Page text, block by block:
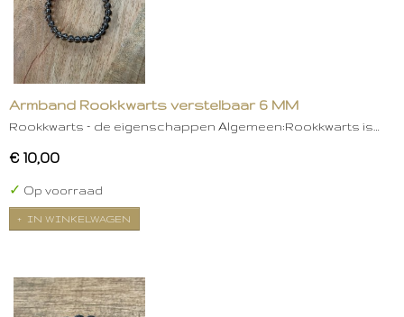
Armband Rookkwarts verstelbaar 6 MM
Rookkwarts – de eigenschappen Algemeen:Rookkwarts is…
€ 10,00
✓ Op voorraad
IN WINKELWAGEN